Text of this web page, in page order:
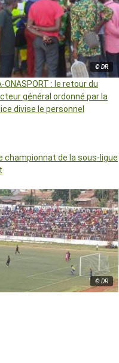
© DR
ONASPORT : le retour du
général ordonné par la
divise le personnel
championnat de la sous-ligue
© DR